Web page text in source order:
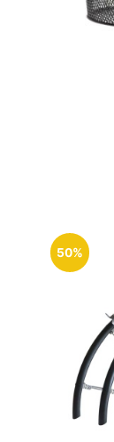
50%